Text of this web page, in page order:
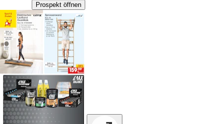
Prospekt öffnen